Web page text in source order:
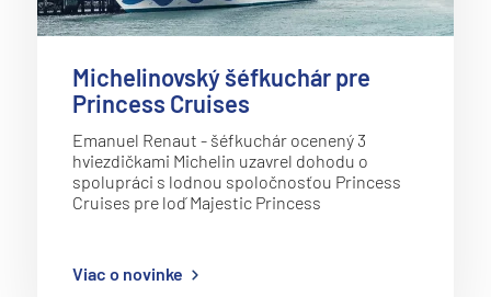
Michelinovský šéfkuchár pre
Princess Cruises
Emanuel Renaut - šéfkuchár ocenený 3
hviezdičkami Michelin uzavrel dohodu o
spolupráci s lodnou spoločnosťou Princess
Cruises pre loď Majestic Princess
Viac o novinke